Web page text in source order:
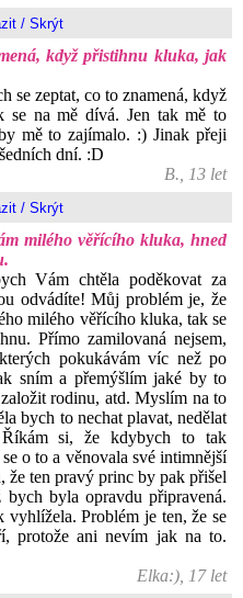
když přistihnu kluka, jak
se zeptat, co to znamená, když
se na mě dívá. Jen tak mě to
mě to zajímalo. :) Jinak přeji
dní. :D
B., 13 let
milého věřícího kluka, hned
Vám chtěla poděkovat za
odvádíte! Můj problém je, že
milého věřícího kluka, tak se
Přímo zamilovaná nejsem,
pokukávám víc než po
sním a přemýšlím jaké by to
rodinu, atd. Myslím na to
bych to nechat plavat, nedělat
si, že kdybych to tak
o to a věnovala své intimnější
že ten pravý princ by pak přišel
byla opravdu připravená.
vyhlížela. Problém je ten, že se
protože ani nevím jak na to.
Elka:), 17 let